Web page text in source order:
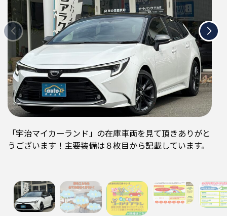
「宇治マイカーランド」の在庫車両を見て頂きありがと
うございます！主要装備は８枚目から記載しています。